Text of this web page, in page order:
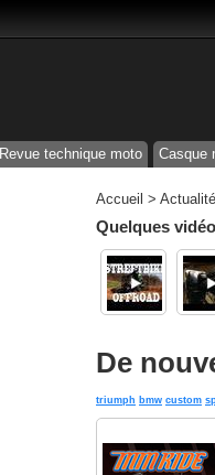
Revue technique moto Casque
Accueil >
Quelques
De
triumph bmw custom